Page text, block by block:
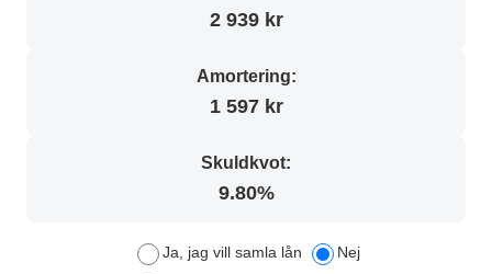
2 939 kr
Amortering:
1 597 kr
Skuldkvot:
9.80%
Ja, jag vill samla lån Nej